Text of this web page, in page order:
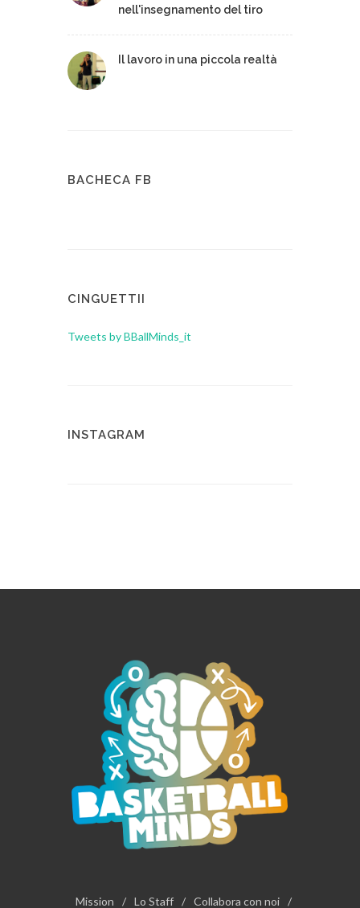
nell'insegnamento del tiro
Il lavoro in una piccola realtà
BACHECA FB
CINGUETTII
Tweets by BBallMinds_it
INSTAGRAM
Mission / Lo Staff / Collabora con noi /